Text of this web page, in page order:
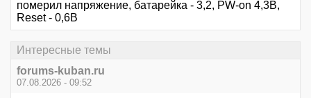
померил напряжение, батарейка - 3,2, PW-on 4,3В,
Reset - 0,6В
Интересные темы
forums-kuban.ru
07.08.2026 - 09:52